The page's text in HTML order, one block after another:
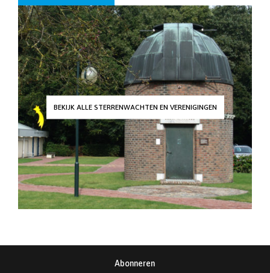
BEKIJK ALLE STERRENWACHTEN EN VERENIGINGEN
Abonneren